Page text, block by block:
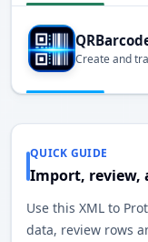
Create and
QUICK GUIDE
Import, review,
Use this XML to
data, review rows